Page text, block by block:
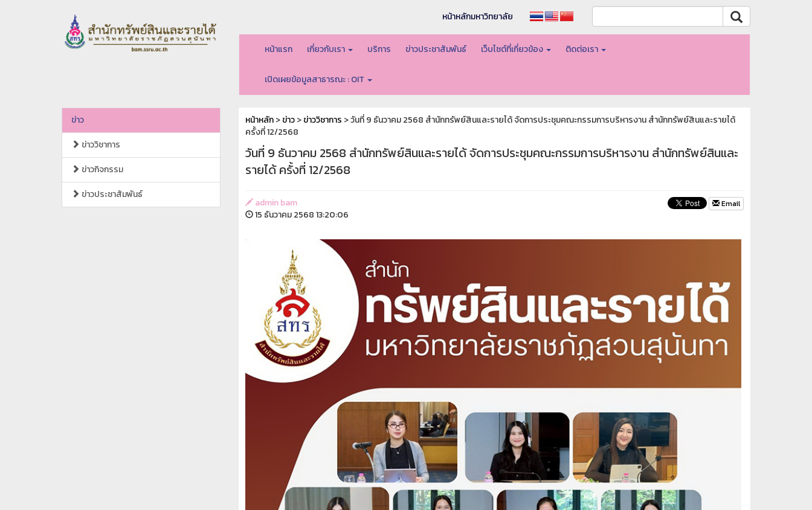
หน้าหลักมหาวิทยาลัย
หน้าแรก เกี่ยวกับเรา บริการ ข่าวประชาสัมพันธ์ เว็บไซต์ที่เกี่ยวข้อง ติดต่อเรา
เปิดเผยข้อมูลสาธารณะ : OIT
ข่าว
ข่าววิชาการ
ข่าวกิจกรรม
ข่าวประชาสัมพันธ์
หน้าหลัก>ข่าว>ข่าววิชาการ > วันที่ 9 ธันวาคม 2568 สำนักทรัพย์สินและรายได้ จัดการประชุมคณะกรรมการบริหารงาน สำนักทรัพย์สินและรายได้
ครั้งที่ 12/2568
วันที่ 9 ธันวาคม 2568 สำนักทรัพย์สินและรายได้ จัดการประชุมคณะกรรมการบริหารงาน สำนักทรัพย์สินและ
รายได้ ครั้งที่ 12/2568
admin bam
15 ธันวาคม 2568 13:20:06
Email